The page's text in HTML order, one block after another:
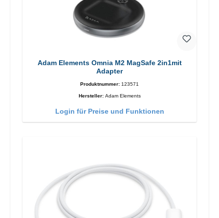
Adam Elements Omnia M2 MagSafe 2in1mit
Adapter
Produktnummer: 123571
Hersteller: Adam Elements
Login für Preise und Funktionen